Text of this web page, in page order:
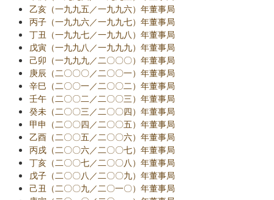
乙亥（一九九五／一九九六）年董事局
丙子（一九九六／一九九七）年董事局
丁丑（一九九七／一九九八）年董事局
戊寅（一九九八／一九九九）年董事局
己卯（一九九九／二〇〇〇）年董事局
庚辰（二〇〇〇／二〇〇一）年董事局
辛巳（二〇〇一／二〇〇二）年董事局
壬午（二〇〇二／二〇〇三）年董事局
癸未（二〇〇三／二〇〇四）年董事局
甲申（二〇〇四／二〇〇五）年董事局
乙酉（二〇〇五／二〇〇六）年董事局
丙戌（二〇〇六／二〇〇七）年董事局
丁亥（二〇〇七／二〇〇八）年董事局
戊子（二〇〇八／二〇〇九）年董事局
己丑（二〇〇九／二〇一〇）年董事局